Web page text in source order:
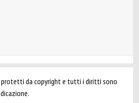
protetti da copyright e tutti i diritti sono